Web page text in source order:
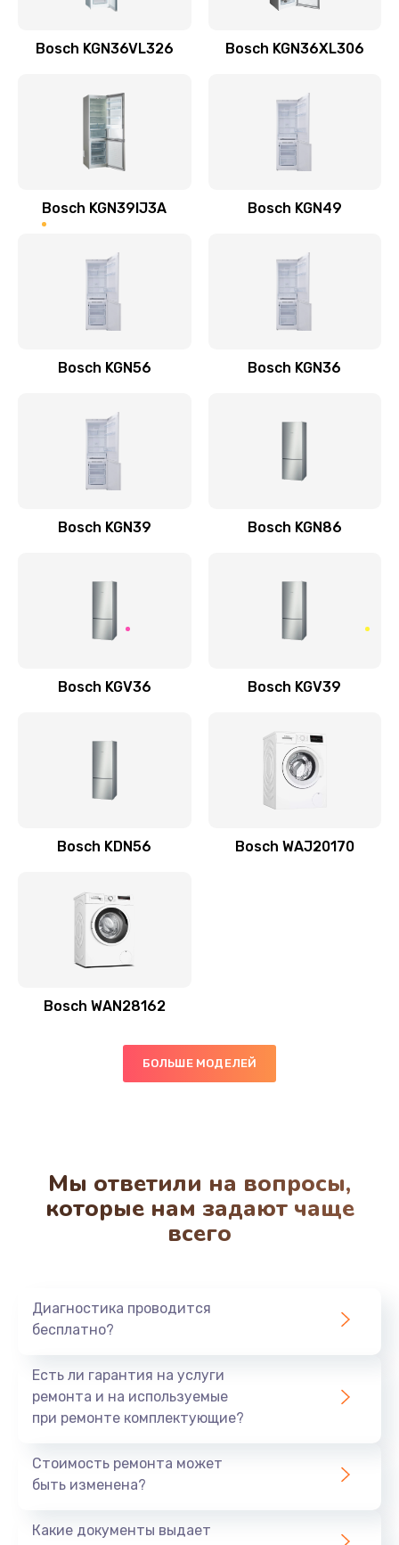
Bosch KGN36VL326 Bosch KGN36XL306
Bosch KGN39IJ3A Bosch KGN49
Bosch KGN56 Bosch KGN36
Bosch KGN39 Bosch KGN86
Bosch KGV36 Bosch KGV39
Bosch KDN56 Bosch WAJ20170
Bosch WAN28162
БОЛЬШЕ МОДЕЛЕЙ
Мы ответили на вопросы,
которые нам задают чаще
всего
Диагностика проводится
бесплатно?
Есть ли гарантия на услуги
ремонта и на используемые
при ремонте комплектующие?
Стоимость ремонта может
быть изменена?
Какие документы выдает